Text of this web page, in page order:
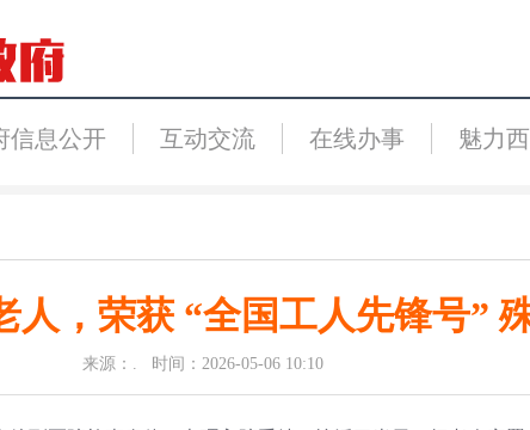
信息公开 互动交流 在线办事 魅力
人，荣获 “全国工人先锋号”
来源：. 时间：2026-05-06 10:10